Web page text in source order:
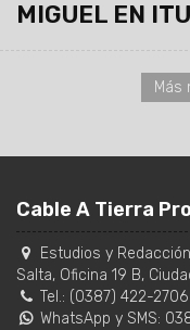
MIGUEL EN
Más
Cable A Tierra
Estudios y
Salta, Oficina 19 B,
Tel.: (0387) 422-2706
WhatsApp y SMS: